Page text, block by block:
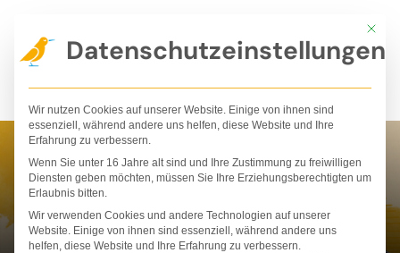
Inhalt
springen
Christiane Wittenburg
Mit
Datenschutzeinstellungen
Wir nutzen Cookies auf unserer Website. Einige von ihnen sind
essenziell, während andere uns helfen, diese Website und Ihre
Erfahrung zu verbessern.
Wenn Sie unter 16 Jahre alt sind und Ihre Zustimmung zu freiwilligen
Diensten geben möchten, müssen Sie Ihre Erziehungsberechtigten um
Erlaubnis bitten.
Wir verwenden Cookies und andere Technologien auf unserer
Website. Einige von ihnen sind essenziell, während andere uns
helfen, diese Website und Ihre Erfahrung zu verbessern.